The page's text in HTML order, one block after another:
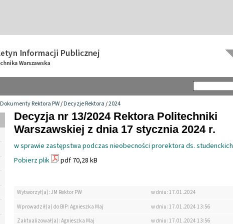
Dokumenty Rektora PW/Decyzje Rektora/2024
Decyzja nr 13/2024 Rektora Politechniki
Warszawskiej z dnia 17 stycznia 2024 r.
w sprawie zastępstwa podczas nieobecności prorektora ds. studenckich
Pobierz plik
pdf 70,28 kB
Wytworzył(a): JM Rektor PW
w dniu: 17.01.2024
Wprowadził(a) do BIP: Agnieszka Maj
w dniu: 17.01.2024 13:56
Zaktualizował(a): Agnieszka Maj
w dniu: 17.01.2024 13:56